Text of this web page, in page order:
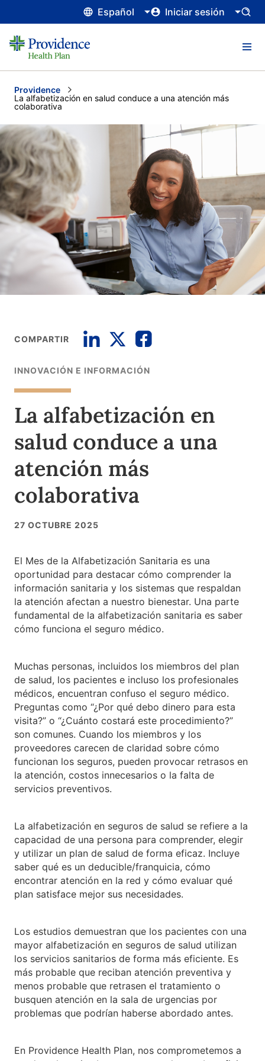
Español Iniciar sesión
Providence
Current:
La alfabetización en salud conduce a una atención más
colaborativa
COMPARTIR
INNOVACIÓN E INFORMACIÓN
La alfabetización en
salud conduce a una
atención más
colaborativa
27 OCTUBRE 2025
El Mes de la Alfabetización Sanitaria es una
oportunidad para destacar cómo comprender la
información sanitaria y los sistemas que respaldan
la atención afectan a nuestro bienestar. Una parte
fundamental de la alfabetización sanitaria es saber
cómo funciona el seguro médico.
Muchas personas, incluidos los miembros del plan
de salud, los pacientes e incluso los profesionales
médicos, encuentran confuso el seguro médico.
Preguntas como “¿Por qué debo dinero para esta
visita?” o “¿Cuánto costará este procedimiento?”
son comunes. Cuando los miembros y los
proveedores carecen de claridad sobre cómo
funcionan los seguros, pueden provocar retrasos en
la atención, costos innecesarios o la falta de
servicios preventivos.
La alfabetización en seguros de salud se refiere a la
capacidad de una persona para comprender, elegir
y utilizar un plan de salud de forma eficaz. Incluye
saber qué es un deducible/franquicia, cómo
encontrar atención en la red y cómo evaluar qué
plan satisface mejor sus necesidades.
Los estudios demuestran que los pacientes con una
mayor alfabetización en seguros de salud utilizan
los servicios sanitarios de forma más eficiente. Es
más probable que reciban atención preventiva y
menos probable que retrasen el tratamiento o
busquen atención en la sala de urgencias por
problemas que podrían haberse abordado antes.
En Providence Health Plan, nos comprometemos a